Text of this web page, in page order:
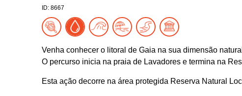
ID: 8667
Venha conhecer o litoral de Gaia na sua dimensão
O percurso inicia na praia de Lavadores e termina na
Esta ação decorre na área protegida Reserva Natural